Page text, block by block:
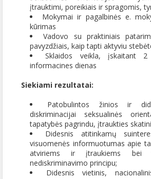
įtrauktimi, poreikiais ir spragomis,
Mokymai ir pagalbinės e.
kūrimas
Vadovo su praktiniais
pavyzdžiais, kaip tapti aktyviu
Sklaidos veikla, įskaitant
informacines dienas
Siekiami rezultatai:
Patobulintos žinios ir
diskriminacijai seksualinės
tapatybės pagrindu, įtraukties
Didesnis atitinkamų
visuomenės informuotumas apie
atviriems ir įtraukiems bei
nediskriminavimo principu;
Didesnis vietinis,